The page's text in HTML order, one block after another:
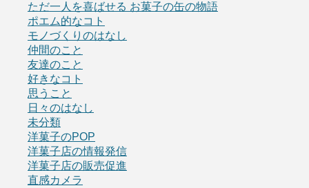
ただ一人を喜ばせる お菓子の缶の物語
ポエム的なコト
モノづくりのはなし
仲間のこと
友達のこと
好きなコト
思うこと
日々のはなし
未分類
洋菓子のPOP
洋菓子店の情報発信
洋菓子店の販売促進
直感カメラ